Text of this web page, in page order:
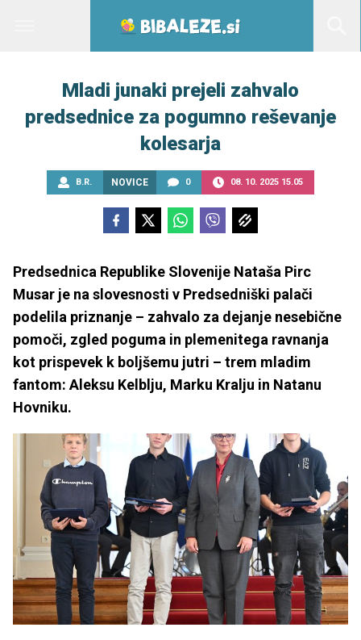
Mladi junaki prejeli zahvalo
predsednice za pogumno reševanje
kolesarja
B.R. NOVICE 0 08. 10. 2025 15.05
Predsednica Republike Slovenije Nataša Pirc
Musar je na slovesnosti v Predsedniški palači
podelila priznanje – zahvalo za dejanje nesebične
pomoči, zgled poguma in plemenitega ravnanja
kot prispevek k boljšemu jutri – trem mladim
fantom: Aleksu Kelblju, Marku Kralju in Natanu
Hovniku.